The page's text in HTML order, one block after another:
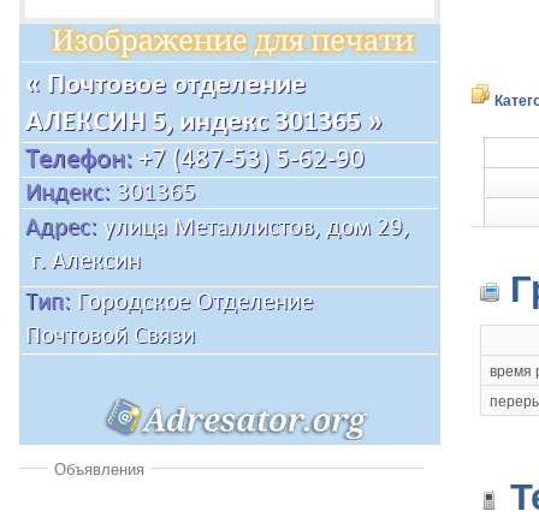
Объявления
время